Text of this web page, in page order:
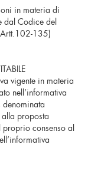
in materia di
dal Codice del
135)
vigente in materia
nell’informativa
denominata
alla proposta
proprio consenso al